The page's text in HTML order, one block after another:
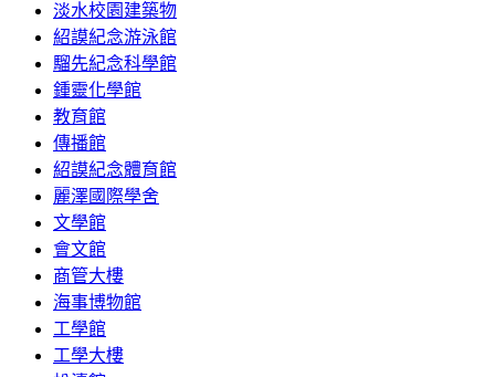
淡水校園建築物
紹謨紀念游泳館
騮先紀念科學館
鍾靈化學館
教育館
傳播館
紹謨紀念體育館
麗澤國際學舍
文學館
會文館
商管大樓
海事博物館
工學館
工學大樓